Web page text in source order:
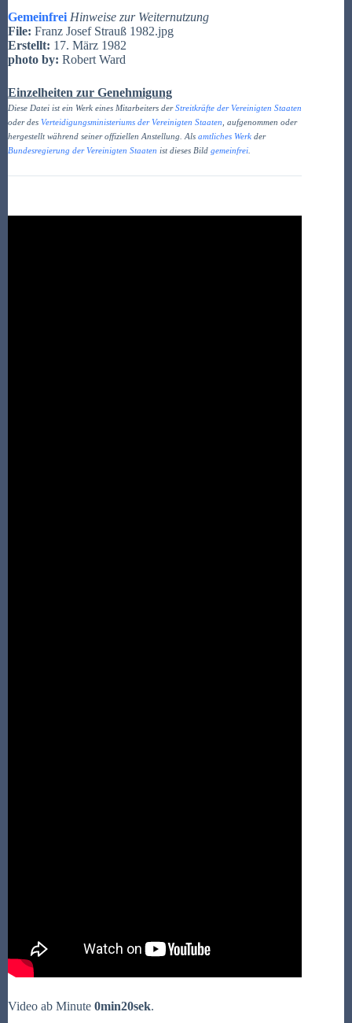
Gemeinfrei Hinweise zur Weiternutzung
File: Franz Josef Strauß 1982.jpg
Erstellt: 17. März 1982
photo by: Robert Ward
Einzelheiten zur Genehmigung
Diese Datei ist ein Werk eines Mitarbeiters derStreitkräfte der Vereinigten Staaten
oder des Verteidigungsministeriums der Vereinigten Staaten, aufgenommen oder
hergestellt während seiner offiziellen Anstellung. Als amtliches Werk der
Bundesregierung der Vereinigten Staaten ist dieses Bild gemeinfrei.
Video ab Minute 0min20sek.